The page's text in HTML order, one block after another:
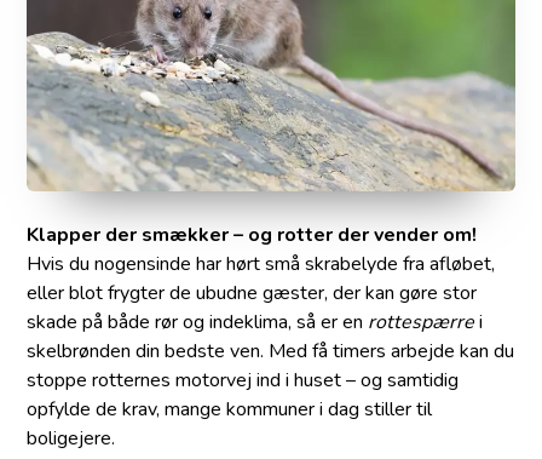
Klapper der smækker – og rotter der vender om!
Hvis du nogensinde har hørt små skrabelyde fra afløbet,
eller blot frygter de ubudne gæster, der kan gøre stor
skade på både rør og indeklima, så er en rottespærrei
skelbrønden din bedste ven. Med få timers arbejde kan du
stoppe rotternes motorvej ind i huset – og samtidig
opfylde de krav, mange kommuner i dag stiller til
boligejere.